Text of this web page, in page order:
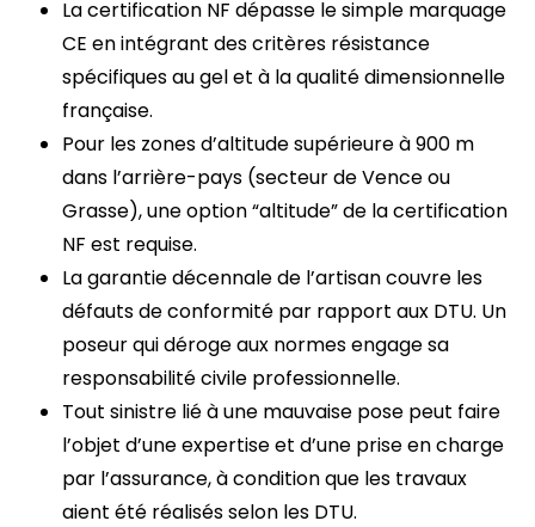
La certification NF dépasse le simple marquage
CE en intégrant des critères résistance
spécifiques au gel et à la qualité dimensionnelle
française.
Pour les zones d’altitude supérieure à 900 m
dans l’arrière-pays (secteur de Vence ou
Grasse), une option “altitude” de la certification
NF est requise.
La garantie décennale de l’artisan couvre les
défauts de conformité par rapport aux DTU. Un
poseur qui déroge aux normes engage sa
responsabilité civile professionnelle.
Tout sinistre lié à une mauvaise pose peut faire
l’objet d’une expertise et d’une prise en charge
par l’assurance, à condition que les travaux
aient été réalisés selon les DTU.